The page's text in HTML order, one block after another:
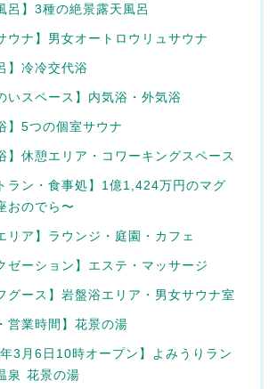
呂】3種の絶景露天風呂
ウナ】男女オートロウリュサウナ
】冷冷交代浴
いスペース】内気浴・外気浴
】5つの個室サウナ
】休憩エリア・コワーキングスペース
ラン・食事処】1億1,424万円のマグ
おのでら〜
リア】ラウンジ・庭園・カフェ
ゼーション】エステ・マッサージ
グース】岩盤浴エリア・男女サウナ室
営業時間】花景の湯
年3月6日10時オープン】よみうりラン
泉 花景の湯